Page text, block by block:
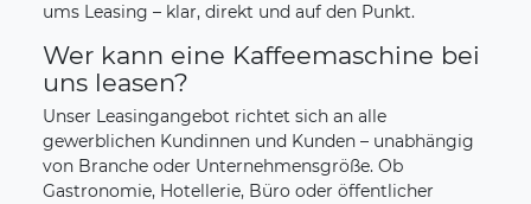
ums Leasing – klar, direkt und auf den Punkt.
Wer kann eine Kaffeemaschine bei
uns leasen?
Unser Leasingangebot richtet sich an alle
gewerblichen Kundinnen und Kunden – unabhängig
von Branche oder Unternehmensgröße. Ob
Gastronomie, Hotellerie, Büro oder öffentlicher